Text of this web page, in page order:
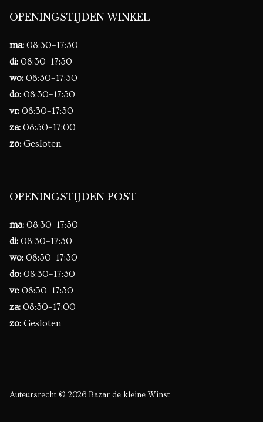
OPENINGSTIJDEN WINKEL
ma: 08:30–17:30
di: 08:30–17:30
wo: 08:30–17:30
do: 08:30–17:30
vr: 08:30–17:30
za: 08:30–17:00
zo: Gesloten
OPENINGSTIJDEN POST
ma: 08:30–17:30
di: 08:30–17:30
wo: 08:30–17:30
do: 08:30–17:30
vr: 08:30–17:30
za: 08:30–17:00
zo: Gesloten
Auteursrecht © 2026 Bazar de kleine Winst